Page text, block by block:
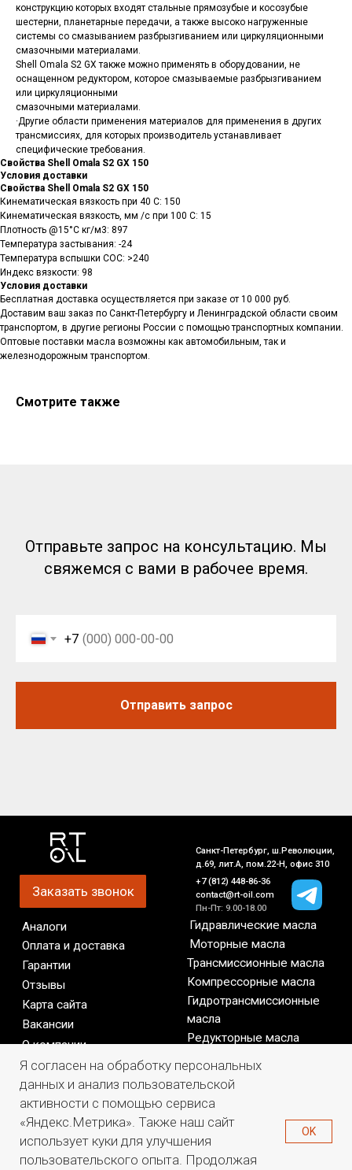
конструкцию которых входят стальные прямозубые и косозубые
шестерни, планетарные передачи, а также высоко нагруженные
системы со смазыванием разбрызгиванием или циркуляционными
смазочными материалами.
Shell Omala S2 GX также можно применять в оборудовании, не
оснащенном редуктором, которое смазываемые разбрызгиванием
или циркуляционными
смазочными материалами.
·Другие области применения материалов для применения в других
трансмиссиях, для которых производитель устанавливает
специфические требования.
Свойства Shell Omala S2 GX 150
Условия доставки
Свойства Shell Omala S2 GX 150
Кинематическая вязкость при 40 C: 150
Кинематическая вязкость, мм /с при 100 C: 15
Плотность @15°C кг/м3: 897
Температура застывания: -24
Температура вспышки COC: >240
Индекс вязкости: 98
Условия доставки
Бесплатная доставка осуществляется при заказе от 10 000 руб.
Доставим ваш заказ по Санкт-Петербургу и Ленинградской области своим
транспортом, в другие регионы России с помощью транспортных компании.
Оптовые поставки масла возможны как автомобильным, так и
железнодорожным транспортом.
Смотрите также
Отправьте запрос на консультацию. Мы
свяжемся с вами в рабочее время.
+7
Отправить запрос
Я согласен на обработку персональных
данных и анализ пользовательской
активности с помощью сервиса
«Яндекс.Метрика». Также наш сайт
использует куки для улучшения
пользовательского опыта. Продолжая
OK
+7 (812) 448-86-36
Аналоги
Оплата и доставка
Гарантии
Сертификаты
Отзывы
Моторные масла
Компрессорные масла
Трансмиссионные масла
Гидротрансмиссионные
масла
Заказать звонок
Карта сайта
Вакансии